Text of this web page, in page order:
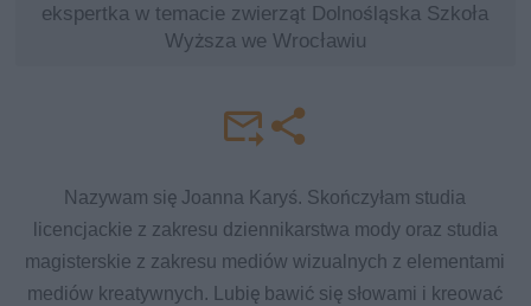
ekspertka w temacie zwierząt Dolnośląska Szkoła
Wyższa we Wrocławiu
Nazywam się Joanna Karyś. Skończyłam studia
licencjackie z zakresu dziennikarstwa mody oraz studia
magisterskie z zakresu mediów wizualnych z elementami
mediów kreatywnych. Lubię bawić się słowami i kreować